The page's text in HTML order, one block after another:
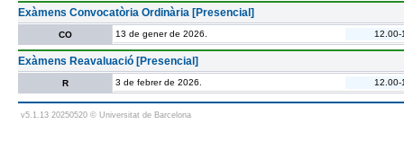
Exàmens Convocatòria Ordinària [Presencial]
CO 13 de gener de 2026. 12.00-
Exàmens Reavaluació [Presencial]
R 3 de febrer de 2026. 12.00-
v5.1.13 20250520 © Universitat de Barcelona